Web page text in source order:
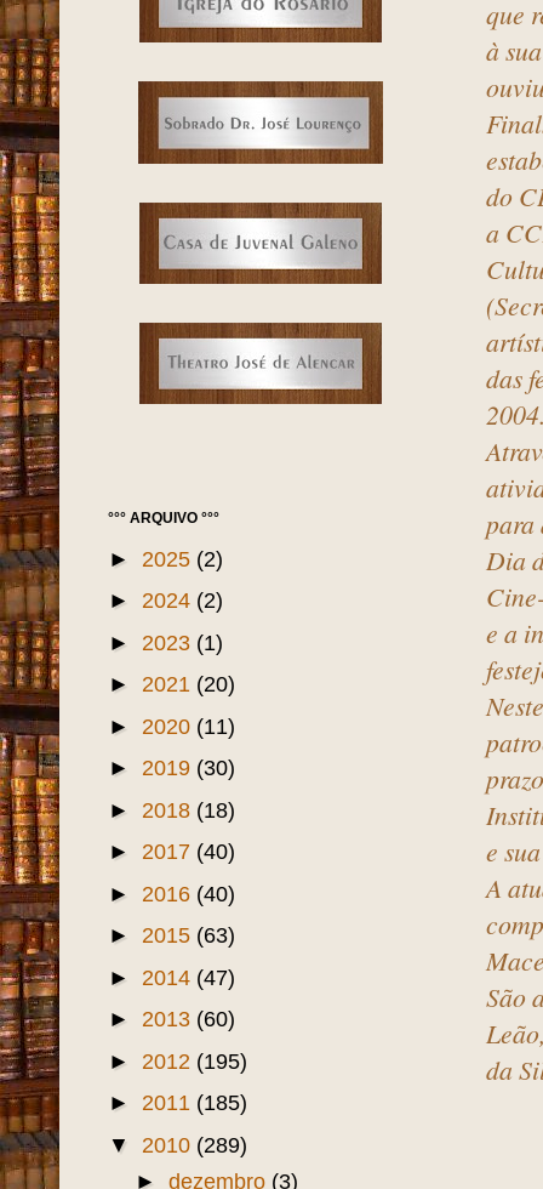
que
à
do
a
das
para
Dia
e a
e
A
São
da
°°° ARQUIVO °°°
► 2025 (2)
► 2024 (2)
► 2023 (1)
► 2021 (20)
► 2020 (11)
► 2019 (30)
► 2018 (18)
► 2017 (40)
► 2016 (40)
► 2015 (63)
► 2014 (47)
► 2013 (60)
► 2012 (195)
► 2011 (185)
▼ 2010 (289)
► dezembro (3)